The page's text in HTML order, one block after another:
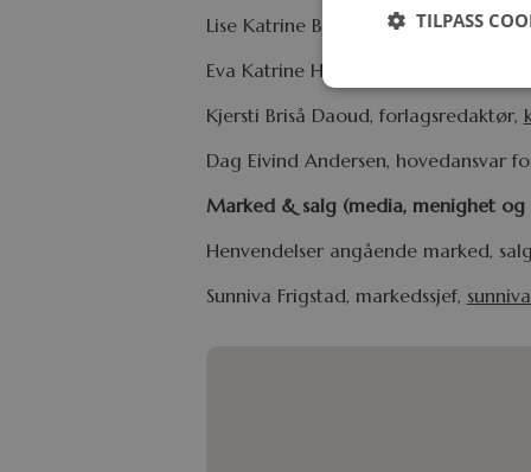
Lise Katrine Baller, redaksjonssjef,
Eva Katrine Hjelmen, forlagsredaktør,
Kjersti Briså Daoud, forlagsredaktør,
Dag Eivind Andersen, hovedansvar
Marked & salg (media, menighet og
Henvendelser angående marked,
Sunniva Frigstad, markedssjef,
TILPASS